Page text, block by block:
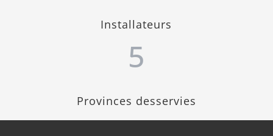
Installateurs
5
Provinces desservies